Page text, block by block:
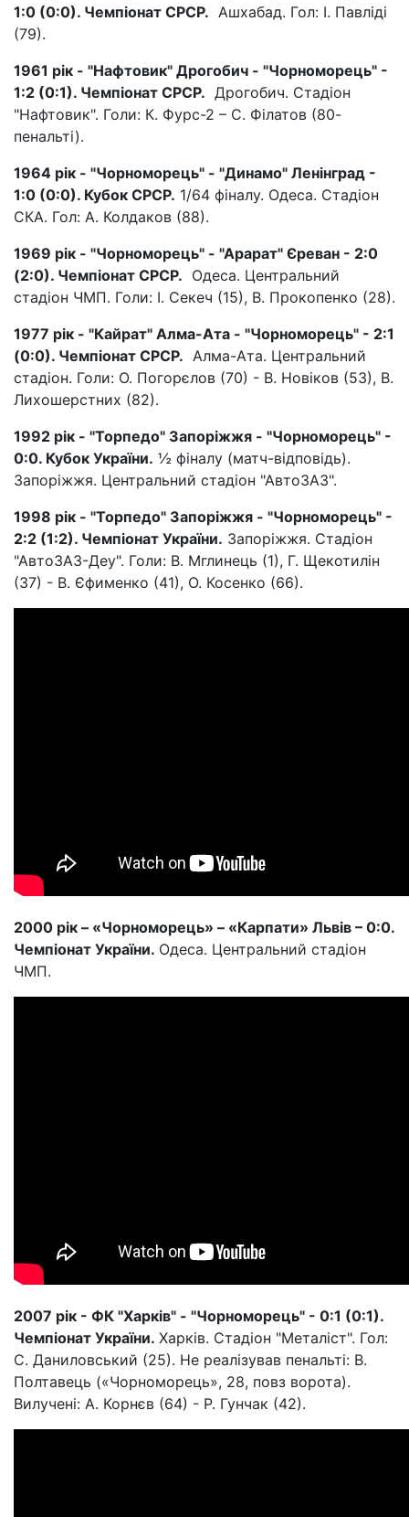
1:0 (0:0). Чемпіонат СРСР. Ашхабад. Гол: І. Павліді
(79).
1961 рік - "Нафтовик" Дрогобич - "Чорноморець" -
1:2 (0:1). Чемпіонат СРСР. Дрогобич. Стадіон
"Нафтовик". Голи: К. Фурс-2 – С. Філатов (80-
пенальті).
1964 рік - "Чорноморець" - "Динамо" Ленінград -
1:0 (0:0). Кубок СРСР. 1/64 фіналу. Одеса. Стадіон
СКА. Гол: А. Колдаков (88).
1969 рік - "Чорноморець" - "Арарат" Єреван - 2:0
(2:0). Чемпіонат СРСР. Одеса. Центральний
стадіон ЧМП. Голи: І. Секеч (15), В. Прокопенко (28).
1977 рік - "Кайрат" Алма-Ата - "Чорноморець" - 2:1
(0:0). Чемпіонат СРСР. Алма-Ата. Центральний
стадіон. Голи: О. Погорєлов (70) - В. Новіков (53), В.
Лихошерстних (82).
1992 рік - "Торпедо" Запоріжжя - "Чорноморець" -
0:0. Кубок України. ½ фіналу (матч-відповідь).
Запоріжжя. Центральний стадіон "АвтоЗАЗ".
1998 рік - "Торпедо" Запоріжжя - "Чорноморець" -
2:2 (1:2). Чемпіонат України. Запоріжжя. Стадіон
"АвтоЗАЗ-Деу". Голи: В. Мглинець (1), Г. Щекотилін
(37) - В. Єфименко (41), О. Косенко (66).
2000 рік – «Чорноморець» – «Карпати» Львів – 0:0.
Чемпіонат України. Одеса. Центральний стадіон
ЧМП.
2007 рік - ФК "Харків" - "Чорноморець" - 0:1 (0:1).
Чемпіонат України. Харків. Стадіон "Металіст". Гол:
С. Даниловський (25). Не реалізував пенальті: В.
Полтавець («Чорноморець», 28, повз ворота).
Вилучені: А. Корнєв (64) - Р. Гунчак (42).